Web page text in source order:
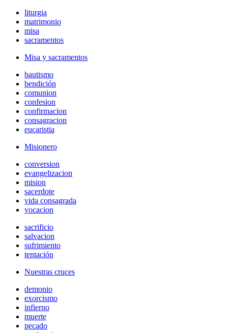
liturgia
matrimonio
misa
sacramentos
Misa y sacramentos
bautismo
bendición
comunion
confesion
confirmacion
consagracion
eucaristia
Misionero
conversion
evangelizacion
mision
sacerdote
vida consagrada
vocacion
sacrificio
salvacion
sufrimiento
tentación
Nuestras cruces
demonio
exorcismo
infierno
muerte
pecado